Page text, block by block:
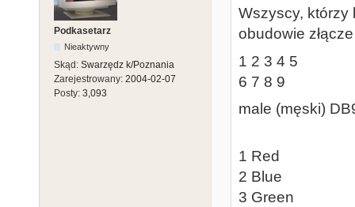
Podkasetarz
Nieaktywny
Skąd: Swarzędz k/Poznania
Zarejestrowany: 2004-02-07
Posty: 3,093
Wszyscy, którzy
obudowie
1 2 3 4 5
6 7 8 9
male (męski)
1 Red
2 Blue
3 Green